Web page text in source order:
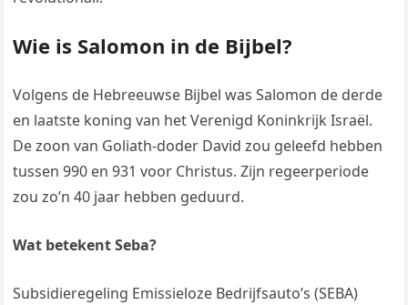
Wie is Salomon in de Bijbel?
Volgens de Hebreeuwse Bijbel was Salomon de derde
en laatste koning van het Verenigd Koninkrijk Israël.
De zoon van Goliath-doder David zou geleefd hebben
tussen 990 en 931 voor Christus. Zijn regeerperiode
zou zo’n 40 jaar hebben geduurd.
Wat betekent Seba?
Subsidieregeling Emissieloze Bedrijfsauto’s (SEBA)